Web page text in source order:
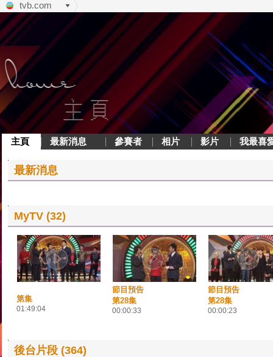
tvb.com
主頁 最新消息 參賽者 相片 影片 我最喜
最新消息
MyTV (32)
第集
01:49:04
節目預告
第28集
00:00:33
節目預告
第28集
00:00:23
後台片段 (364)